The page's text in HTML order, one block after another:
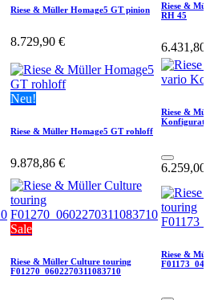
Riese & Müller Homage5 GT pinion
8.729,90 €
Riese &
RH 45
6.431,80
Neu!
Riese & Müller Homage5 GT rohloff
9.878,86 €
Riese &
6.259,00
Sale
Riese & Müller Culture touring
F01270_0602270311083710
Riese &